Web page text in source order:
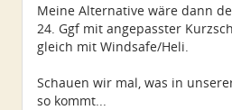
Meine Alternative wäre dann
24. Ggf mit angepasster
gleich mit Windsafe/Heli.
Schauen wir mal, was in
so kommt...